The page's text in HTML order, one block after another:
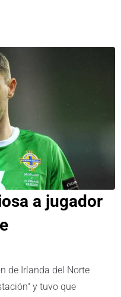
a jugador
de Irlanda del Norte
y tuvo que